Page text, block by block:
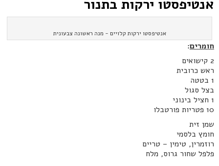
אנטיפסטו ירקות בתנור
אנטיפסטו ירקות קלויים - מנה ראשונה צבעונית
חומרים:
2 קישואים
ראש כרובית
1 בטטה
בצל סגול
1 חציל בינוני
10 פטריות פורטבלו
שמן זית
חומץ בלסמי
רוזמרין, טימין – טריים
פלפל שחור גרוס, מלח